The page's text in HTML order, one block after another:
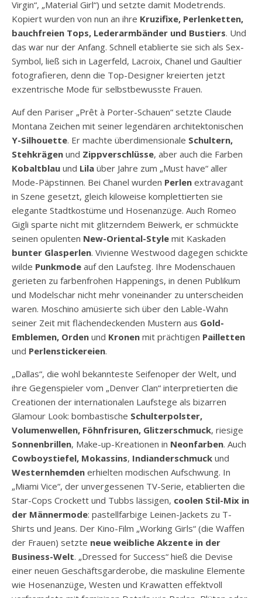
Virgin“, „Material Girl“) und setzte damit Modetrends.
Kopiert wurden von nun an ihre Kruzifixe, Perlenketten,
bauchfreien Tops, Lederarmbänder und Bustiers. Und
das war nur der Anfang. Schnell etablierte sie sich als Sex-
Symbol, ließ sich in Lagerfeld, Lacroix, Chanel und Gaultier
fotografieren, denn die Top-Designer kreierten jetzt
exzentrische Mode für selbstbewusste Frauen.
Auf den Pariser „Prêt à Porter-Schauen“ setzte Claude
Montana Zeichen mit seiner legendären architektonischen
Y-Silhouette. Er machte überdimensionale Schultern,
Stehkrägen und Zippverschlüsse, aber auch die Farben
Kobaltblau und Lila über Jahre zum „Must have“ aller
Mode-Päpstinnen. Bei Chanel wurden Perlen extravagant
in Szene gesetzt, gleich kiloweise komplettierten sie
elegante Stadtkostüme und Hosenanzüge. Auch Romeo
Gigli sparte nicht mit glitzerndem Beiwerk, er schmückte
seinen opulenten New-Oriental-Style mit Kaskaden
bunter Glasperlen. Vivienne Westwood dagegen schickte
wilde Punkmode auf den Laufsteg. Ihre Modenschauen
gerieten zu farbenfrohen Happenings, in denen Publikum
und Modelschar nicht mehr voneinander zu unterscheiden
waren. Moschino amüsierte sich über den Lable-Wahn
seiner Zeit mit flächendeckenden Mustern aus Gold-
Emblemen, Orden und Kronen mit prächtigen Pailletten
und Perlenstickereien.
„Dallas“, die wohl bekannteste Seifenoper der Welt, und
ihre Gegenspieler vom „Denver Clan“ interpretierten die
Creationen der internationalen Laufstege als bizarren
Glamour Look: bombastische Schulterpolster,
Volumenwellen, Föhnfrisuren, Glitzerschmuck, riesige
Sonnenbrillen, Make-up-Kreationen in Neonfarben. Auch
Cowboystiefel, Mokassins, Indianderschmuck und
Westernhemden erhielten modischen Aufschwung. In
„Miami Vice“, der unvergessenen TV-Serie, etablierten die
Star-Cops Crockett und Tubbs lässigen, coolen Stil-Mix in
der Männermode: pastellfarbige Leinen-Jackets zu T-
Shirts und Jeans. Der Kino-Film „Working Girls“ (die Waffen
der Frauen) setzte neue weibliche Akzente in der
Business-Welt. „Dressed for Success“ hieß die Devise
einer neuen Geschäftsgarderobe, die maskuline Elemente
wie Hosenanzüge, Westen und Krawatten effektvoll